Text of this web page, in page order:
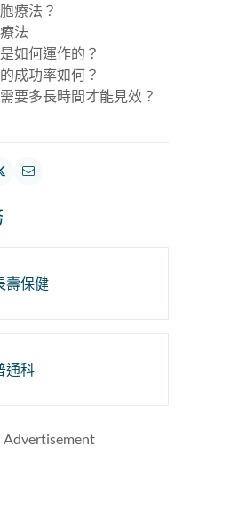
療法？
法
如何運作的？
成功率如何？
要多長時間才能見效？
壽保健
通科
Advertisement